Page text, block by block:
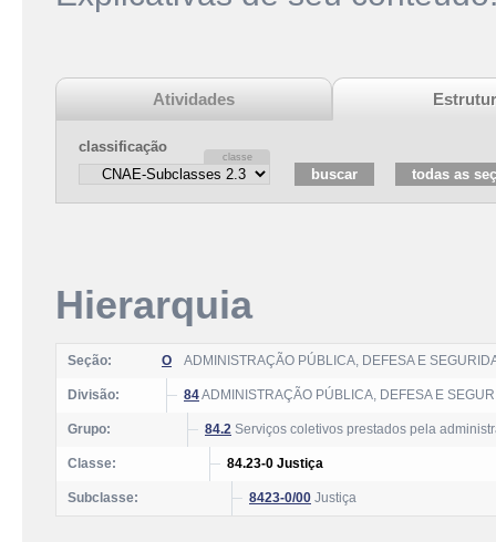
Atividades
classificação
Hierarquia
Seção: O ADMINISTRAÇÃO PÚBLICA, DEFESA E
Divisão: 84ADMINISTRAÇÃO PÚBLICA, DEFESA E
Grupo: 84.2 Serviços coletivos prestados pela
Classe: 84.23-0 Justiça
Subclasse: 8423-0/00 Justiça